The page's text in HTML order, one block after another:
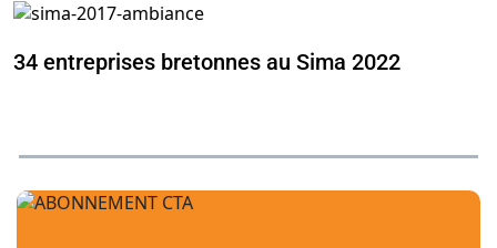
34 entreprises bretonnes au Sima 2022